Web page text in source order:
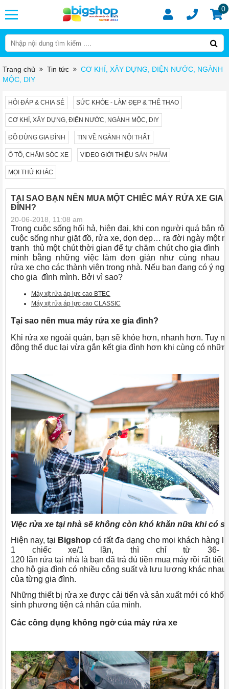
0
Trang chủ Tin tức
CƠ KHÍ, XÂY DỰNG, ĐIỆN NƯỚC, NGÀNH
MỘC, DIY
HỎI ĐÁP & CHIA SẺ SỨC KHỎE - LÀM ĐẸP & THỂ THAO
CƠ KHÍ, XÂY DỰNG, ĐIỆN NƯỚC, NGÀNH MỘC, DIY
ĐỒ DÙNG GIA ĐÌNH TIN VỀ NGÀNH NỘI THẤT
Ô TÔ, CHĂM SÓC XE VIDEO GIỚI THIỆU SẢN PHẨM
MỌI THỬ KHÁC
TẠI SAO BẠN NÊN MUA MỘT CHIẾC MÁY RỬA XE GIA
ĐÌNH?
20-06-2018, 11:08 am
Trong cuộc sống hối hả, hiện đại, khi con người quá bận
cuộc sống như giặt đồ, rửa xe, dọn dẹp… ra đời ngày một
tranh thủ một chút thời gian để tự chăm chút cho gia đình
mình bằng những việc làm đơn giản như cùng nhau
rửa xe cho các thành viên trong nhà. Nếu bạn đang có ý
cho gia đình mình. Bởi vì sao?
Máy xịt rửa áp lực cao BTEC
Máy xịt rửa áp lực cao CLASSIC
Tại sao nên mua máy rửa xe gia đình?
Khi rửa xe ngoài quán, bạn sẽ khỏe hơn, nhanh hơn. Tuy
động thể dục lại vừa gắn kết gia đình hơn khi cùng có
Việc rửa xe tại nhà sẽ không còn khó khăn nữa khi có
Hiện nay, tại Bigshop có rất đa dạng cho mọi khách hàng
1 chiếc xe/1 lần, thì chỉ từ 36-
120 lần rửa tại nhà là bạn đã trả đủ tiền mua máy rồi rất
cho hộ gia đình có nhiều công suất và lưu lượng khác
của từng gia đình.
Những thiết bị rửa xe được cải tiến và sản xuất mới có
sinh phương tiện cá nhân của mình.
Các công dụng không ngờ của máy rửa xe